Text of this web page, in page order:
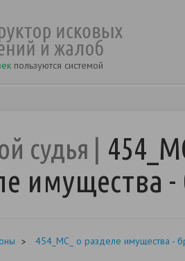
пользуются системой
судья
имущества -
454_МС_ о разделе имущества -